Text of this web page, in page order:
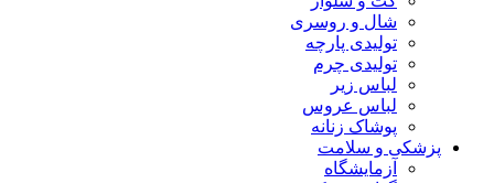
شال و روسری
تولیدی پارچه
تولیدی چرم
لباس زیر
لباس عروس
پوشاک زنانه
پزشکی و سلامت
آزمایشگاه